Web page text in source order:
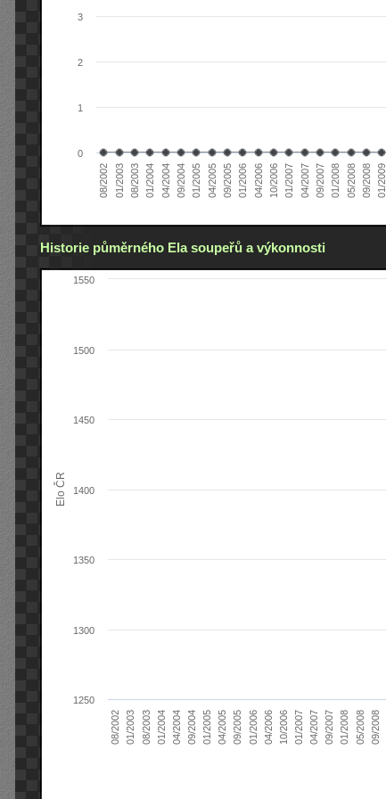
08/2002 01/2003 08/2003 01/2004 04/2004 09/2004 01/2005 04/2005 09/2005 01/2006 04/2006 10/2006 01/2007 04/2007 09/2007 01/2008 05/2008 09/2008 01/2009
0
1
2
3
Historie půměrného Ela soupeřů a výkonnosti
Elo ČR
08/2002 01/2003 08/2003 01/2004 04/2004 09/2004 01/2005 04/2005 09/2005 01/2006 04/2006 10/2006 01/2007 04/2007 09/2007 01/2008 05/2008 09/2008
1300
1350
1400
1450
1500
1550
1250